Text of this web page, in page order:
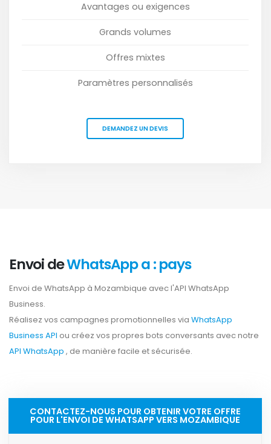
Avantages ou exigences
Grands volumes
Offres mixtes
Paramètres personnalisés
DEMANDEZ UN DEVIS
Envoi deWhatsApp a : pays
Envoi de WhatsApp à Mozambique avec l'API WhatsApp
Business.
Réalisez vos campagnes promotionnelles via WhatsApp
Business API ou créez vos propres bots conversants avec notre
API WhatsApp , de manière facile et sécurisée.
CONTACTEZ-NOUS POUR OBTENIR VOTRE OFFRE
POUR L'ENVOI DE WHATSAPP VERS MOZAMBIQUE